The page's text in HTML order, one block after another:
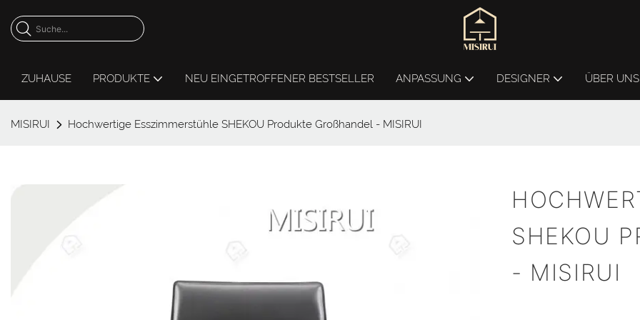
ZUHAUSE PRODUKTE NEU EINGETROFFENER BESTSELLER ANPASSUNG DESIGNER ÜBER UNS
MISIRUI Hochwertige Esszimmerstühle SHEKOU Produkte Großhandel - MISIRUI
SHEKOU
MISIRUI